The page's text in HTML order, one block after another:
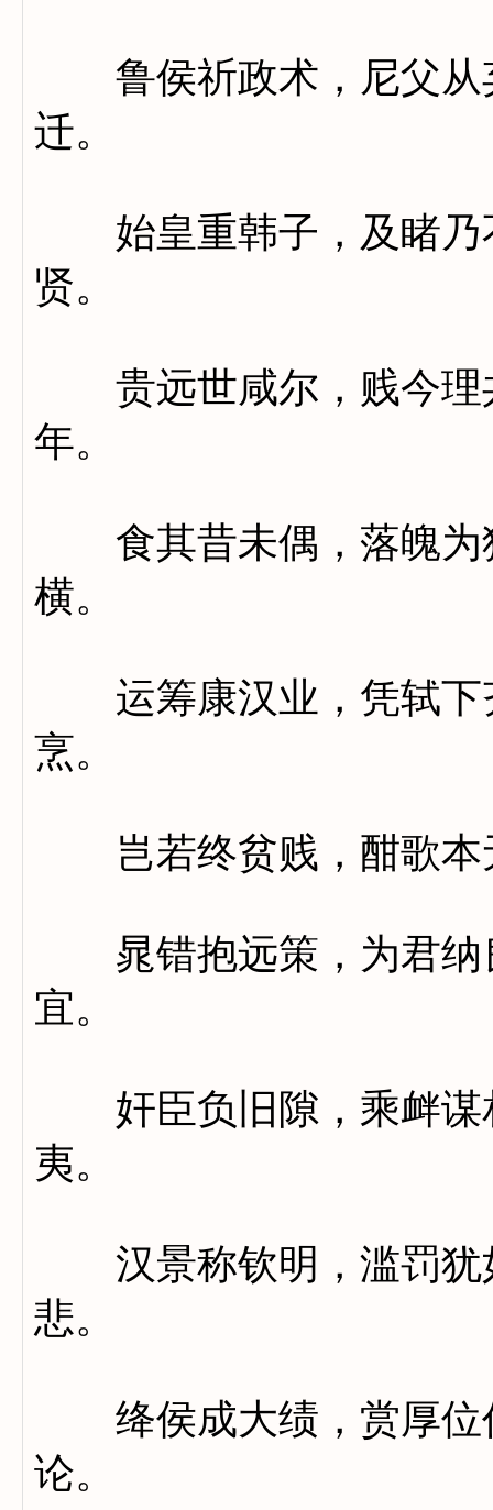
鲁侯祈政术，尼父从
迁。
始皇重韩子，及睹乃
贤。
贵远世咸尔，贱今理
年。
食其昔未偶，落魄为
横。
运筹康汉业，凭轼下
烹。
岂若终贫贱，酣歌本
晁错抱远策，为君纳
宜。
奸臣负旧隙，乘衅谋
夷。
汉景称钦明，滥罚犹
悲。
绛侯成大绩，赏厚位
论。